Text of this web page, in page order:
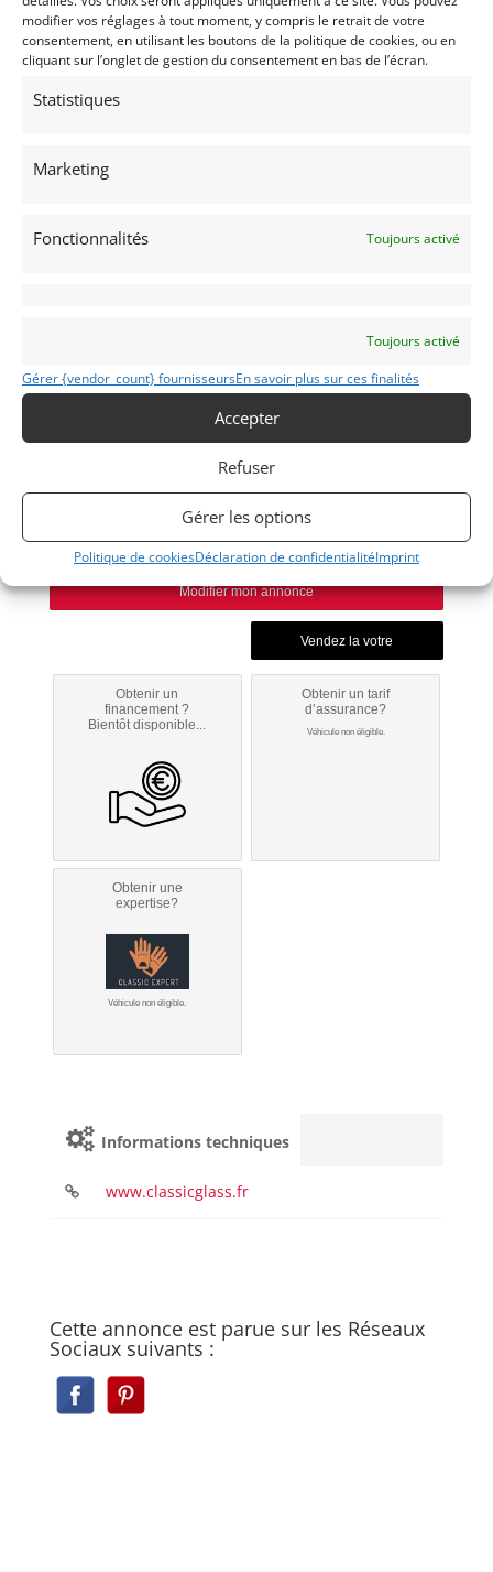
modifier vos réglages à tout moment, y compris le retrait de votre
consentement, en utilisant les boutons de la politique de cookies, ou en
cliquant sur l’onglet de gestion du consentement en bas de l’écran.
Statistiques
Marketing
Fonctionnalités Toujours activé
Toujours activé
Gérer {vendor_count} fournisseursEn savoir plus sur ces finalités
Accepter
Refuser
Gérer les options
Politique de cookiesDéclaration de confidentialitéImprint
Partager cette annonce
SPIDER
(44) Loire-Atlantique
Voir sur la carte
Modifier mon annonce
Obtenir un
financement ?
Bientôt disponible...
Obtenir un tarif
d’assurance?
Véhicule non éligible.
Obtenir une
expertise?
Véhicule non éligible.
Informations techniques
www.classicglass.fr
Cette annonce est parue sur les Réseaux
Sociaux suivants :